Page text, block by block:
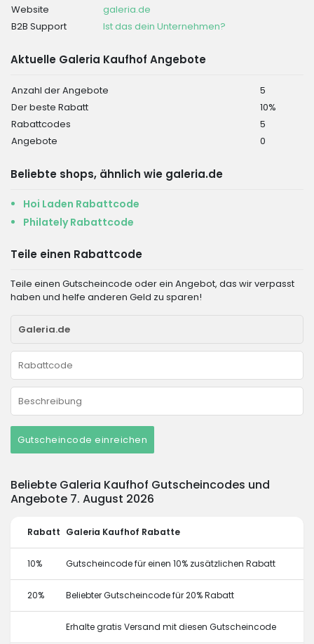
Website
galeria.de
B2B Support
Ist das dein Unternehmen?
Aktuelle Galeria Kaufhof Angebote
Anzahl der Angebote
5
Der beste Rabatt
10%
Rabattcodes
5
Angebote
0
Beliebte shops, ähnlich wie galeria.de
Hoi Laden Rabattcode
Philately Rabattcode
Teile einen Rabattcode
Teile einen Gutscheincode oder ein Angebot, das wir verpasst
haben und helfe anderen Geld zu sparen!
Gutscheincode einreichen
Beliebte Galeria Kaufhof Gutscheincodes und
Angebote 7. August 2026
Rabatt Galeria Kaufhof Rabatte
10% Gutscheincode für einen 10% zusätzlichen Rabatt
20% Beliebter Gutscheincode für 20% Rabatt
Erhalte gratis Versand mit diesen Gutscheincode